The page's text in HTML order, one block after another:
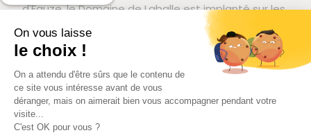
On vous laisse
le choix !
On a attendu d'être sûrs que le contenu de
ce site vous intéresse avant de vous
déranger, mais on aimerait bien vous accompagner pendant votre
visite...
C'est OK pour vous ?
d'Eauze, le Domaine de Laballe est implanté sur les
Sables Fauves — terroir caractéristique du Bas-
Armagnac, naturellement propice à des eaux-de-
vie fines et des vins de grande fraîcheur.
Historiquement tourné vers l'Armagnac, le domaine
a progressivement développé une gamme de vins
qui s'est imposée comme une référence
contemporaine du Sud-Ouest.